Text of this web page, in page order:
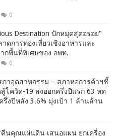
0
Destination ปักหมุดสุดอร่อย"
าดการท่องเที่ยวเชิงอาหารและ
พื้นที่พิเศษของ อพท.
0
าอุตสาหกรรม – สภาหอการค้าฯชี้
โควิด-19 ส่งออกครึ่งปีแรก 63 หด
งปีหลัง 3.6% มุ่งเป้า 1 ล้านล้าน
นคุณแผ่นดิน เสนอแผน ยกเครื่อง